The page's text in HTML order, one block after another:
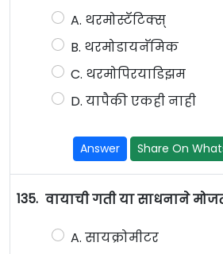
A. थरमोस्टॅटिक्स्
B. थरमोडायनॅमिक
C. थरमोपिरयाडिझम
D. यापैकी एकही नाही
Answer Share On
135. वायाची गती या साधनाने
A. सायक्रोमीटर